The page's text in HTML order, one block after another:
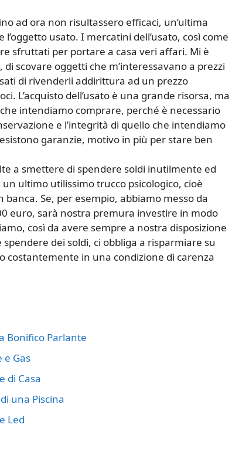
ad ora non risultassero efficaci, un’ultima
usato. I mercatini dell’usato, così come
sfruttati per portare a casa veri affari. Mi è
scovare oggetti che m’interessavano a prezzi
di rivenderli addirittura ad un prezzo
L’acquisto dell’usato è una grande risorsa, ma
intendiamo comprare, perché è necessario
e l’integrità di quello che intendiamo
garanzie, motivo in più per stare ben
a smettere di spendere soldi inutilmente ed
ultimo utilissimo trucco psicologico, cioè
Se, per esempio, abbiamo messo da
euro, sarà nostra premura investire in modo
così da avere sempre a nostra disposizione
dei soldi, ci obbliga a risparmiare su
in una condizione di carenza
Bonifico Parlante
e Gas
di Casa
una Piscina
Led